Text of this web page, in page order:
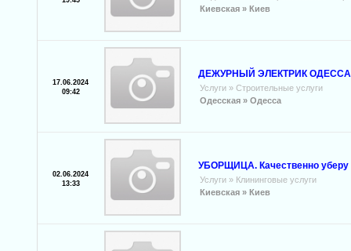
Киевская » Киев
17.06.2024
09:42
ДЕЖУРНЫЙ ЭЛЕКТРИК ОДЕССА
Услуги » Строительные услуги
Одесская » Одесса
02.06.2024
13:33
УБОРЩИЦА. Качественно
Услуги » Клининговые услуги
Киевская » Киев